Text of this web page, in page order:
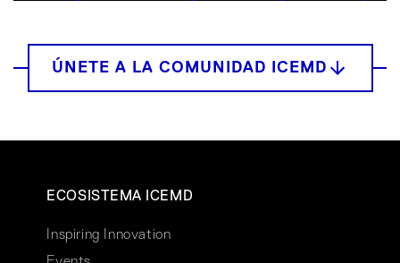
ECOSISTEMA ICEMD
Inspiring Innovation